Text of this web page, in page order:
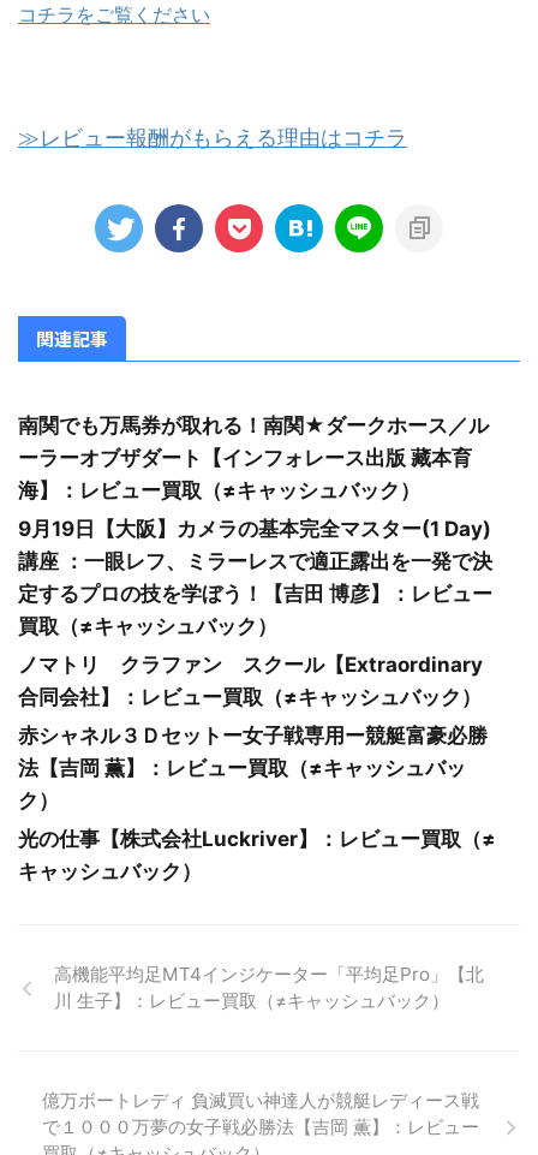
コチラをご覧ください
≫レビュー報酬がもらえる理由はコチラ
関連記事
南関でも万馬券が取れる！南関★ダークホース／ル
ーラーオブザダート【インフォレース出版 藏本育
海】：レビュー買取（≠キャッシュバック）
9月19日【大阪】カメラの基本完全マスター(1 Day)
講座 ：一眼レフ、ミラーレスで適正露出を一発で決
定するプロの技を学ぼう！【吉田 博彦】：レビュー
買取（≠キャッシュバック）
ノマトリ クラファン スクール【Extraordinary
合同会社】：レビュー買取（≠キャッシュバック）
赤シャネル３Ｄセットー女子戦専用ー競艇富豪必勝
法【吉岡 薫】：レビュー買取（≠キャッシュバッ
ク）
光の仕事【株式会社Luckriver】：レビュー買取（≠
キャッシュバック）
高機能平均足MT4インジケーター「平均足Pro」【北
川 生子】：レビュー買取（≠キャッシュバック）
億万ボートレディ 負滅買い神達人が競艇レディース戦
で１０００万夢の女子戦必勝法【吉岡 薫】：レビュー